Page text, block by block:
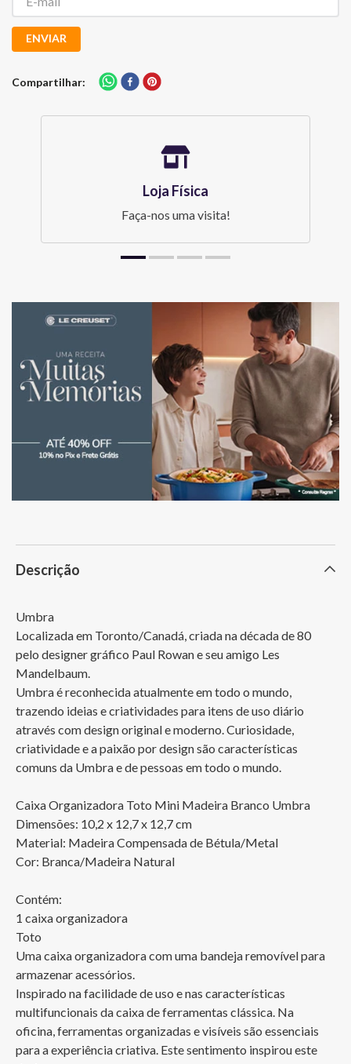
ENVIAR
Compartilhar
Loja Física
Faça-nos uma visita!
Descrição
Umbra
Localizada em Toronto/Canadá, criada na década de 80
pelo designer gráfico Paul Rowan e seu amigo Les
Mandelbaum.
Umbra é reconhecida atualmente em todo o mundo,
trazendo ideias e criatividades para itens de uso diário
através com design original e moderno. Curiosidade,
criatividade e a paixão por design são características
comuns da Umbra e de pessoas em todo o mundo.
Caixa Organizadora Toto Mini Madeira Branco Umbra
Dimensões: 10,2 x 12,7 x 12,7 cm
Material: Madeira Compensada de Bétula/Metal
Cor: Branca/Madeira Natural
Contém:
1 caixa organizadora
Toto
Uma caixa organizadora com uma bandeja removível para
armazenar acessórios.
Inspirado na facilidade de uso e nas características
multifuncionais da caixa de ferramentas clássica. Na
oficina, ferramentas organizadas e visíveis são essenciais
para a experiência criativa. Este sentimento inspirou este